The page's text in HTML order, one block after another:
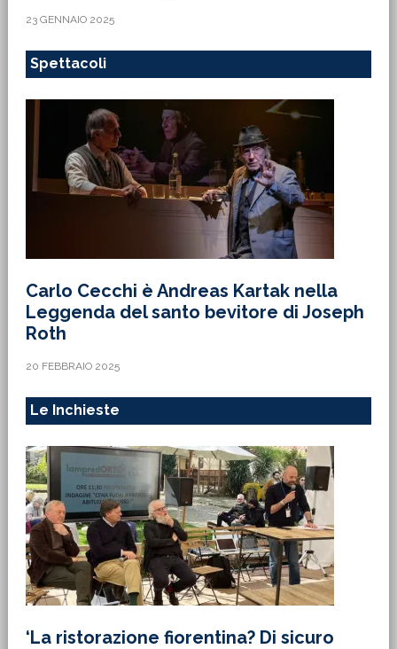
23 GENNAIO 2025
Spettacoli
Carlo Cecchi è Andreas Kartak nella
Leggenda del santo bevitore di Joseph
Roth
20 FEBBRAIO 2025
Le Inchieste
‘La ristorazione fiorentina? Di sicuro